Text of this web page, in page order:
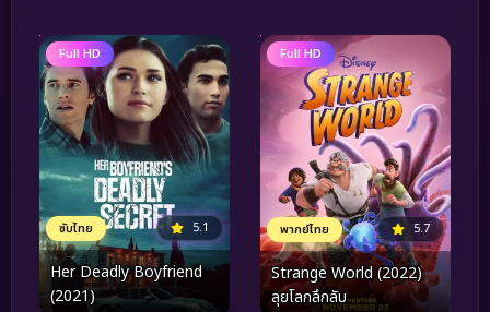
Full HD
ซับไทย 5.1
Her Deadly Boyfriend
(2021)
Full HD
พากย์ไทย 5.7
Strange World (2022)
ลุยโลกลึกลับ